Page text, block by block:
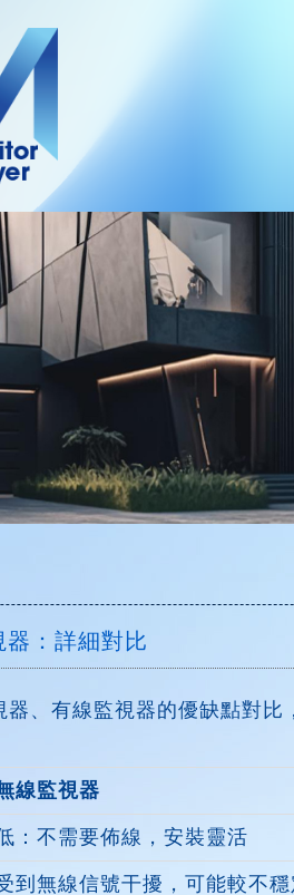
：詳細對比
、有線監視器的優缺點對比
線監視器
：不需要佈線，安裝靈活
到無線信號干擾，可能較不穩